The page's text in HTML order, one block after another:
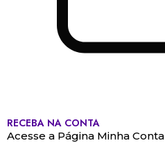
RECEBA NA CONTA
Acesse a Página Minha Conta